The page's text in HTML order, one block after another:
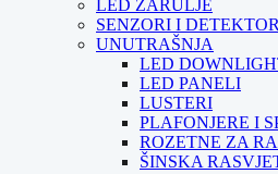
LED ŽARULJE
SENZORI I
UNUTRAŠNJA
LED
LED PANELI
LUSTERI
PLAFONJERE I
ROZETNE ZA
ŠINSKA